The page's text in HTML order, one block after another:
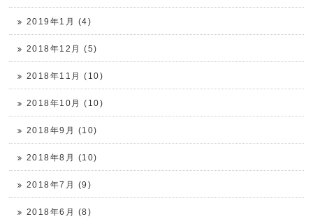
2019年1月 (4)
2018年12月 (5)
2018年11月 (10)
2018年10月 (10)
2018年9月 (10)
2018年8月 (10)
2018年7月 (9)
2018年6月 (8)